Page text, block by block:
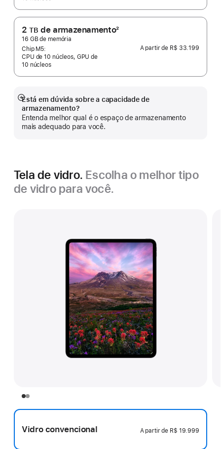
2TB de armazenamento
Nota
de
rodapé
2
16 GB de memória
Chip M5:
CPU de 10 núcleos, GPU de
10 núcleos
A partir de R$ 33.199
Está em dúvida sobre a capacidade de
armazenamento?
Entenda melhor qual é o espaço de armazenamento
mais adequado para você.
Mostrar
mais
Tela de vidro. Escolha o melhor tipo
de vidro para você.
Vidro convencional A partir de R$ 19.999